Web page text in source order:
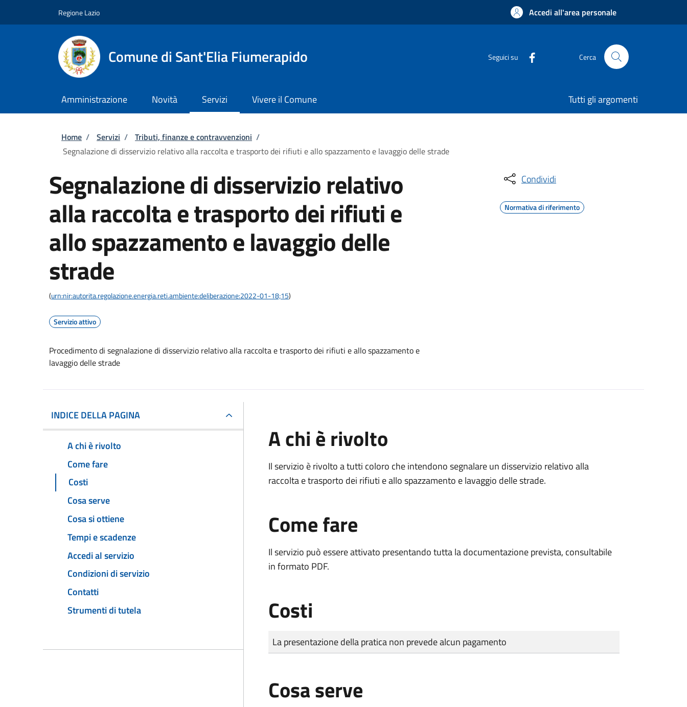
Regione Lazio Accedi all'area personale
Comune di Sant'Elia Fiumerapido Seguici su Cerca
Amministrazione Novità Servizi Vivere il Comune Tutti gli argomenti
Briciole di pane
Home / Servizi / Tributi, finanze e contravvenzioni /
Segnalazione di disservizio relativo alla raccolta e trasporto dei rifiuti e allo spazzamento e lavaggio delle strade
Segnalazione di disservizio relativo
alla raccolta e trasporto dei rifiuti e
allo spazzamento e lavaggio delle
strade
(urn:nir:autorita.regolazione.energia.reti.ambiente:deliberazione:2022-01-18;15)
Servizio attivo
Procedimento di segnalazione di disservizio relativo alla raccolta e trasporto dei rifiuti e allo spazzamento e
lavaggio delle strade
Condividi
Normativa di riferimento
INDICE DELLA PAGINA
A chi è rivolto
Come fare
Costi
Cosa serve
Cosa si ottiene
Tempi e scadenze
Accedi al servizio
Condizioni di servizio
Contatti
Strumenti di tutela
A chi è rivolto
Il servizio è rivolto a tutti coloro che intendono segnalare un disservizio relativo alla
raccolta e trasporto dei rifiuti e allo spazzamento e lavaggio delle strade.
Come fare
Il servizio può essere attivato presentando tutta la documentazione prevista, consultabile
in formato PDF.
Costi
Tipo di pagamento
Importo
La presentazione della pratica non prevede alcun pagamento
Cosa serve